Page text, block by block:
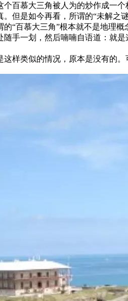
个百慕大三角被人为的炒作成一
。但是如今再看，所谓的“未解之
的“百慕大三角”根本就不是地理
随手一划，然后喃喃自语道：就
这样类似的情况，原本是没有的